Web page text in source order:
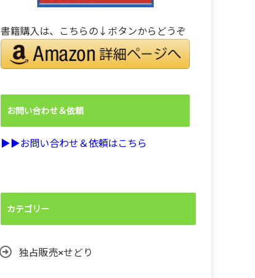
書籍購入は、こちらの↓ボタンからどうぞ
お問い合わせ＆依頼
▶︎▶︎お問い合わせ＆依頼はこちら
カテゴリー
独占販売×せどり